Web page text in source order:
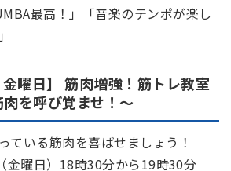
最高！」「音楽のテンポが楽し
曜日】 筋肉増強！筋トレ教室
を呼び覚ませ！～
ている筋肉を喜ばせましょう！
曜日）18時30分から19時30分